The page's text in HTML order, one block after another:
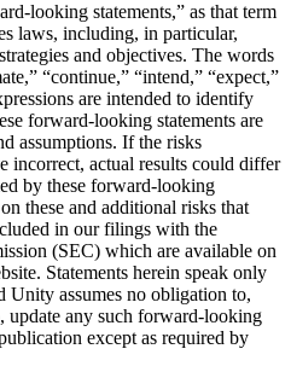
looking statements,” as that term
laws, including, in particular,
and objectives. The words
“continue,” “intend,” “expect,”
are intended to identify
forward-looking statements are
assumptions. If the risks
incorrect, actual results could differ
by these forward-looking
these and additional risks that
in our filings with the
(SEC) which are available on
Statements herein speak only
Unity assumes no obligation to,
update any such forward-looking
except as required by